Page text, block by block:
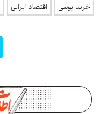
خرید یوسی
اقتصاد ایرانی